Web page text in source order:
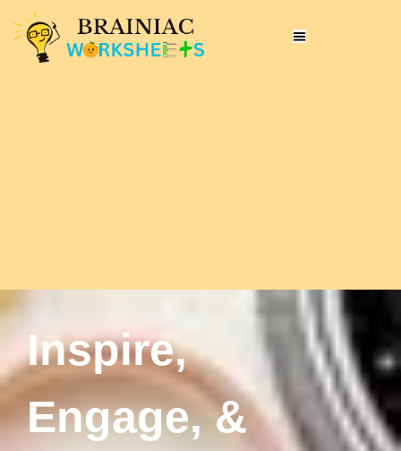
Inspire,
Engage, &